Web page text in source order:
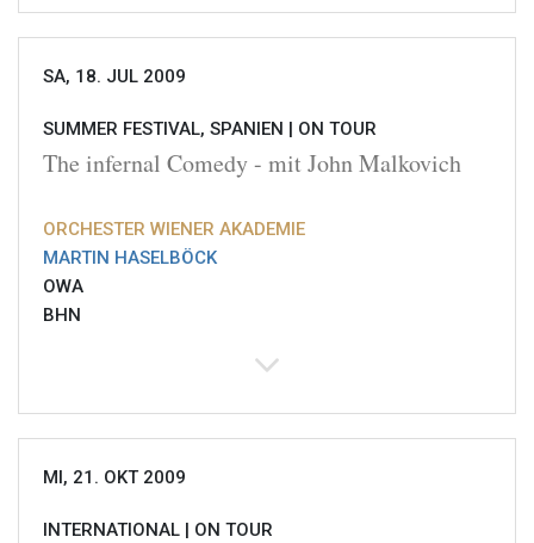
SA, 18. JUL 2009
SUMMER FESTIVAL, SPANIEN | ON TOUR
The infernal Comedy - mit John Malkovich
ORCHESTER WIENER AKADEMIE
MARTIN HASELBÖCK
OWA
BHN
MI, 21. OKT 2009
INTERNATIONAL | ON TOUR